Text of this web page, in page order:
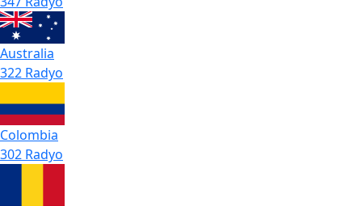
Australia
322 Radyo
Colombia
302 Radyo